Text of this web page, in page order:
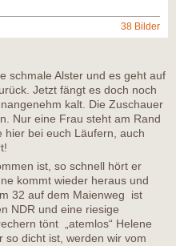
38 Bilder
schmale Alster und es geht auf
Jetzt fängt es doch noch
kalt. Die Zuschauer
Nur eine Frau steht am Rand
hier bei euch Läufern, auch
ist, so schnell hört er
kommt wieder heraus und
32 auf dem Maienweg ist
NDR und eine riesige
tönt „atemlos“ Helene
so dicht ist, werden wir vom